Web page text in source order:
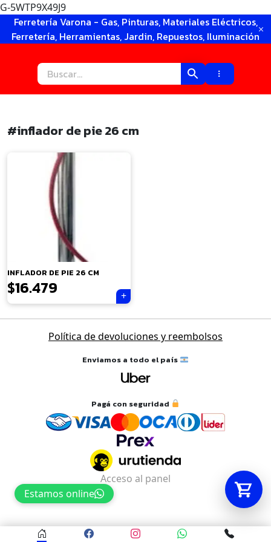
G-5WTP9X49J9
Ferretería Varona - Gas, Pinturas, Materiales Eléctricos,
Ferretería, Herramientas, Jardin, Repuestos, Iluminación
#inflador de pie 26 cm
INFLADOR DE PIE 26 CM
$16.479
Política de devoluciones y reembolsos
Enviamos a todo el país
Pagá con seguridad
Estamos online
Acceso al panel
Tu carrito está vacío.
automáticamente.